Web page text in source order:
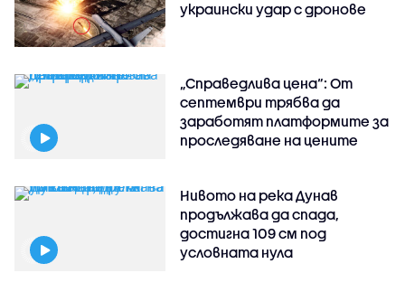
украински удар с дронове
„Справедлива цена“: От
септември трябва да
заработят платформите за
проследяване на цените
Нивото на река Дунав
продължава да спада,
достигна 109 см под
условната нула